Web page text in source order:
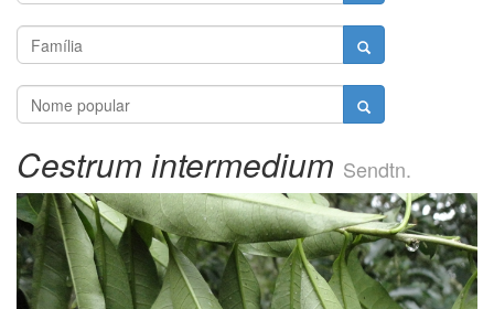
Cestrum intermedium Sendtn.